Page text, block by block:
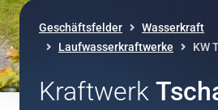
Geschäftsfelder
Wasserkraft
Laufwasserkraftwerke
KW
Kraftwerk